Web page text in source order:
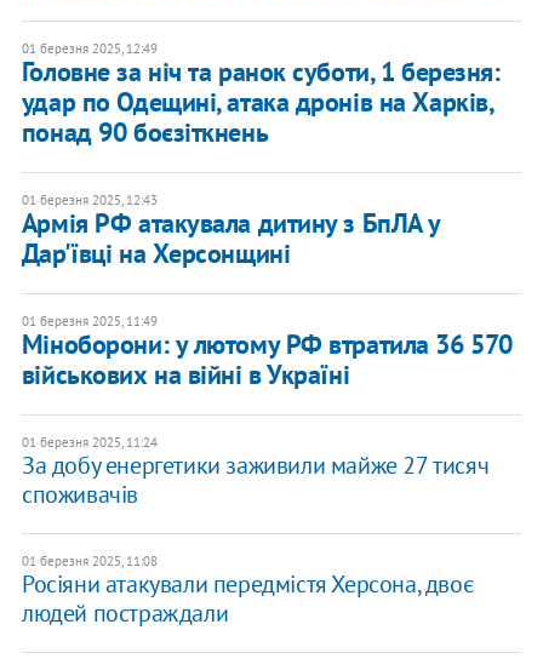
01 березня 2025, 12:49
Головне за ніч та ранок суботи, 1 березня:
удар по Одещині, атака дронів на Харків,
понад 90 боєзіткнень
01 березня 2025, 12:43
Армія РФ атакувала дитину з БпЛА у
Дар'ївці на Херсонщині
01 березня 2025, 11:49
Міноборони: у лютому РФ втратила 36 570
військових на війні в Україні
01 березня 2025, 11:24
За добу енергетики заживили майже 27 тисяч
споживачів
01 березня 2025, 11:08
Росіяни атакували передмістя Херсона, двоє
людей постраждали